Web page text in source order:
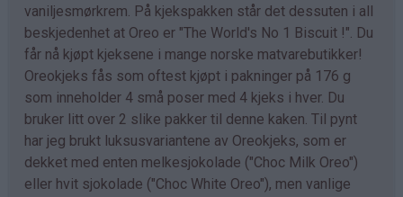
vaniljesmørkrem. På kjekspakken står det dessuten i all
beskjedenhet at Oreo er "The World's No 1 Biscuit !". Du
får nå kjøpt kjeksene i mange norske matvarebutikker!
Oreokjeks fås som oftest kjøpt i pakninger på 176 g
som inneholder 4 små poser med 4 kjeks i hver. Du
bruker litt over 2 slike pakker til denne kaken. Til pynt
har jeg brukt luksusvariantene av Oreokjeks, som er
dekket med enten melkesjokolade ("Choc Milk Oreo")
eller hvit sjokolade ("Choc White Oreo"), men vanlige